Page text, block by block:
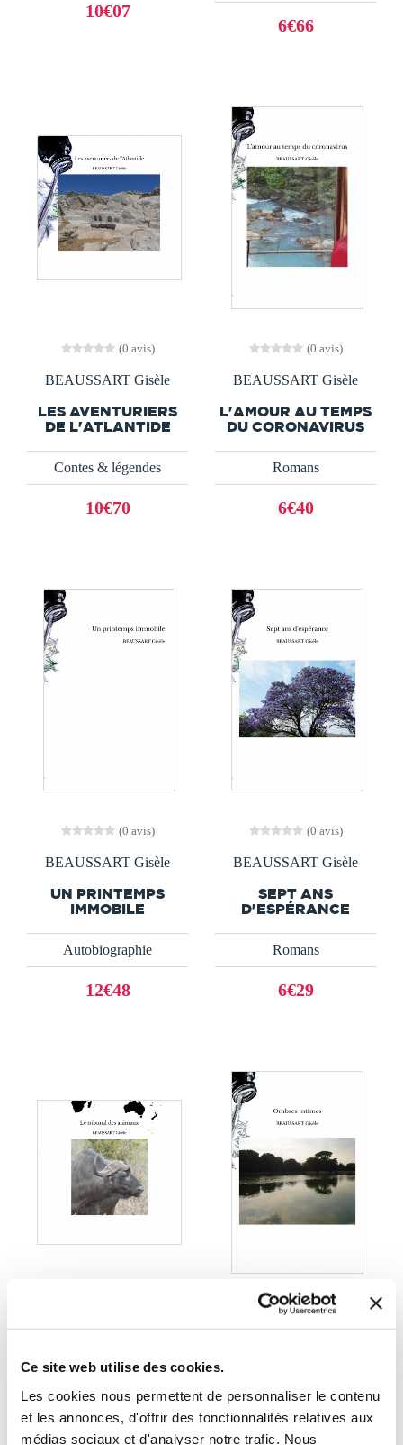
Ce site web utilise des cookies.
Les cookies nous permettent de personnaliser le contenu
et les annonces, d'offrir des fonctionnalités relatives aux
médias sociaux et d'analyser notre trafic. Nous
10€07
6€66
(0 avis)
BEAUSSART Gisèle
LES AVENTURIERS
DE L'ATLANTIDE
Contes & légendes
10€70
(0 avis)
BEAUSSART Gisèle
L'AMOUR AU TEMPS
DU CORONAVIRUS
Romans
6€40
(0 avis)
BEAUSSART Gisèle
UN PRINTEMPS
IMMOBILE
Autobiographie
12€48
(0 avis)
BEAUSSART Gisèle
SEPT ANS
D'ESPÉRANCE
Romans
6€29
LE TRIBUNAL DES
ANIMAUX
Contes & légendes
(0 avis)
Autobiographie